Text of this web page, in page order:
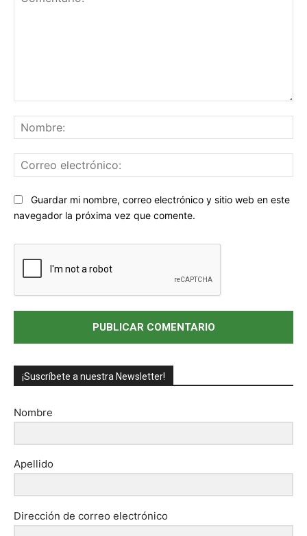
Sitio
web:
Guardar mi nombre, correo electrónico y sitio web en este
navegador la próxima vez que comente.
¡Suscríbete a nuestra Newsletter!
Nombre
Apellido
Dirección de correo electrónico